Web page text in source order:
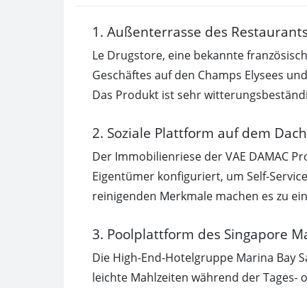
1. Außenterrasse des
Le Drugstore, eine bekannte
Geschäftes auf den Champs Elysees
Das Produkt ist sehr
2. Soziale Plattform auf dem
Der Immobilienriese der VAE DAMAC
Eigentümer konfiguriert, um Self-
reinigenden Merkmale machen es zu
3. Poolplattform des Singapore
Die High-End-Hotelgruppe Marina Bay
leichte Mahlzeiten während der